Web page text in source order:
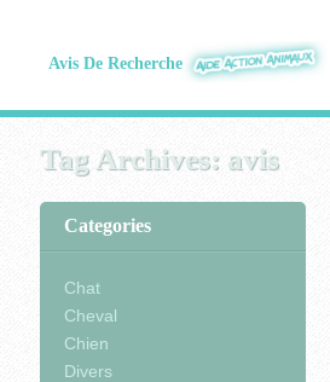
Avis De Recherche
Tag Archives: avis
Categories
Chat
Cheval
Chien
Divers